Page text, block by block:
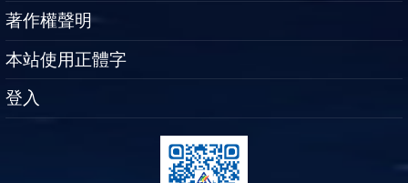
著作權聲明
本站使用正體字
登入